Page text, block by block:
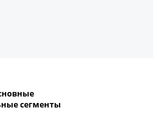
сегменты